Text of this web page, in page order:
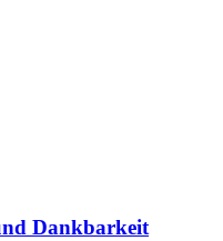
Dankbarkeit